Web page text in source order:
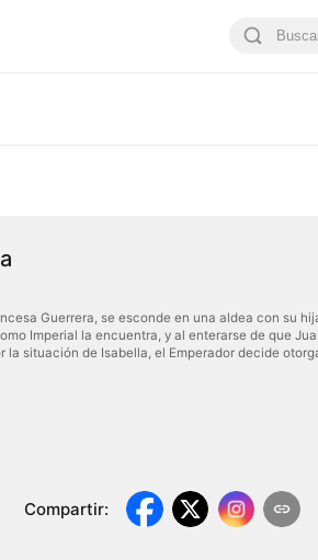
Guerrera, se esconde en una aldea con su
Imperial la encuentra, y al enterarse de que
la situación de Isabella, el Emperador decide
Compartir: